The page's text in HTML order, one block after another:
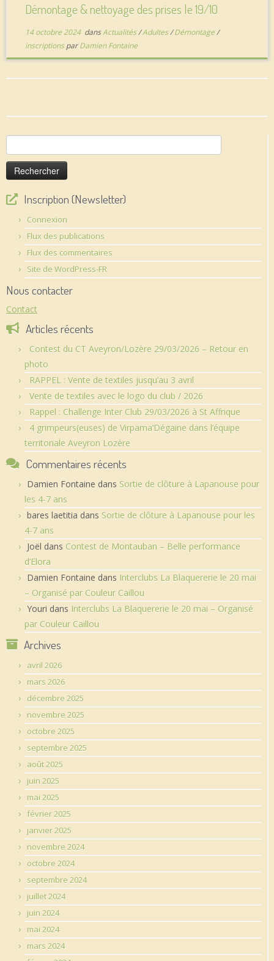
Démontage & nettoyage des prises le 19/10
14 octobre 2024dansActualités/Adultes/Démontage/
inscriptions parDamien Fontaine
Rechercher :
Inscription (Newsletter)
Connexion
Flux des publications
Flux des commentaires
Site de WordPress-FR
Nous contacter
Contact
Articles récents
Contest du CT Aveyron/Lozère 29/03/2026 – Retour en
photo
RAPPEL : Vente de textiles jusqu’au 3 avril
Vente de textiles avec le logo du club / 2026
Rappel : Challenge Inter Club 29/03/2026 à St Affrique
4 grimpeurs(euses) de Virpama’Dégaine dans l’équipe
territoriale Aveyron Lozère
Commentaires récents
Damien Fontaine dans Sortie de clôture à Lapanouse pour
les 4-7 ans
bares laetitia dans Sortie de clôture à Lapanouse pour les
4-7 ans
Joël dans Contest de Montauban – Belle performance
d’Elora
Damien Fontaine dans Interclubs La Blaquererie le 20 mai
– Organisé par Couleur Caillou
Youri dans Interclubs La Blaquererie le 20 mai – Organisé
par Couleur Caillou
Archives
avril 2026
mars 2026
décembre 2025
novembre 2025
octobre 2025
septembre 2025
août 2025
juin 2025
mai 2025
février 2025
janvier 2025
novembre 2024
octobre 2024
septembre 2024
juillet 2024
juin 2024
mai 2024
mars 2024